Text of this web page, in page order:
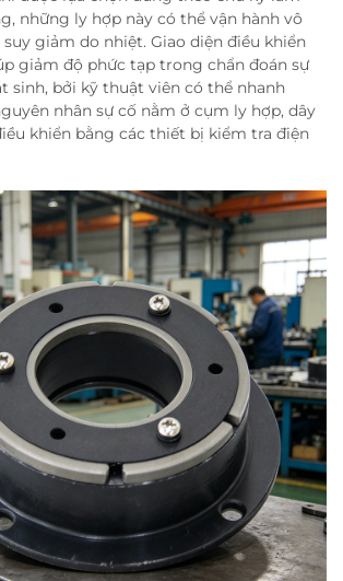
những ly hợp này có thể vận hành vô
giảm do nhiệt. Giao diện điều khiển
giảm độ phức tạp trong chẩn đoán sự
sinh, bởi kỹ thuật viên có thể nhanh
nhân sự cố nằm ở cụm ly hợp, dây
khiển bằng các thiết bị kiểm tra điện